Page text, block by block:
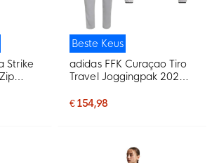
Strike
Beste Keus
adidas FFK Curaçao Tiro
Travel Joggingpak 2026-
€ 154,98